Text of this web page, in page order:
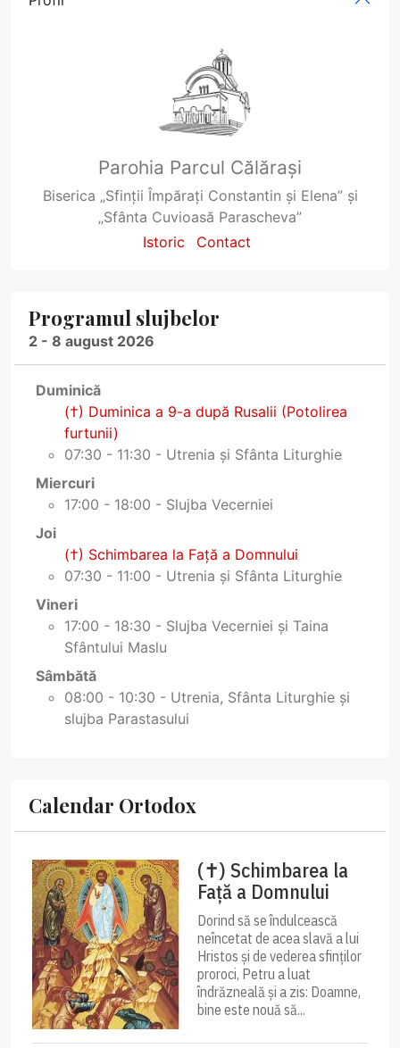
Parohia Parcul Călărași
Biserica „Sfinții Împărați Constantin și Elena” și
„Sfânta Cuvioasă Parascheva”
Istoric
Contact
Programul slujbelor
2 - 8 august 2026
Duminică
(†) Duminica a 9-a după Rusalii (Potolirea
furtunii)
07:30 - 11:30 - Utrenia și Sfânta Liturghie
Miercuri
17:00 - 18:00 - Slujba Vecerniei
Joi
(†) Schimbarea la Faţă a Domnului
07:30 - 11:00 - Utrenia și Sfânta Liturghie
Vineri
17:00 - 18:30 - Slujba Vecerniei și Taina
Sfântului Maslu
Sâmbătă
08:00 - 10:30 - Utrenia, Sfânta Liturghie și
slujba Parastasului
Calendar Ortodox
(✝) Schimbarea la
Față a Domnului
Dorind să se îndulcească
neîncetat de acea slavă a lui
Hristos și de vederea sfinților
proroci, Petru a luat
îndrăzneală și a zis: Doamne,
bine este nouă să...